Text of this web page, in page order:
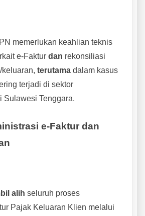
memerlukan keahlian teknis
e-Faktur dan rekonsiliasi
keluaran, terutama dalam kasus
terjadi di sektor
Sulawesi Tenggara.
e-Faktur dan
alih seluruh proses
Pajak Keluaran Klien melalui